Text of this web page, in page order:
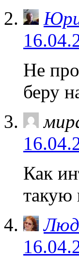
Не
беру
Как
такую